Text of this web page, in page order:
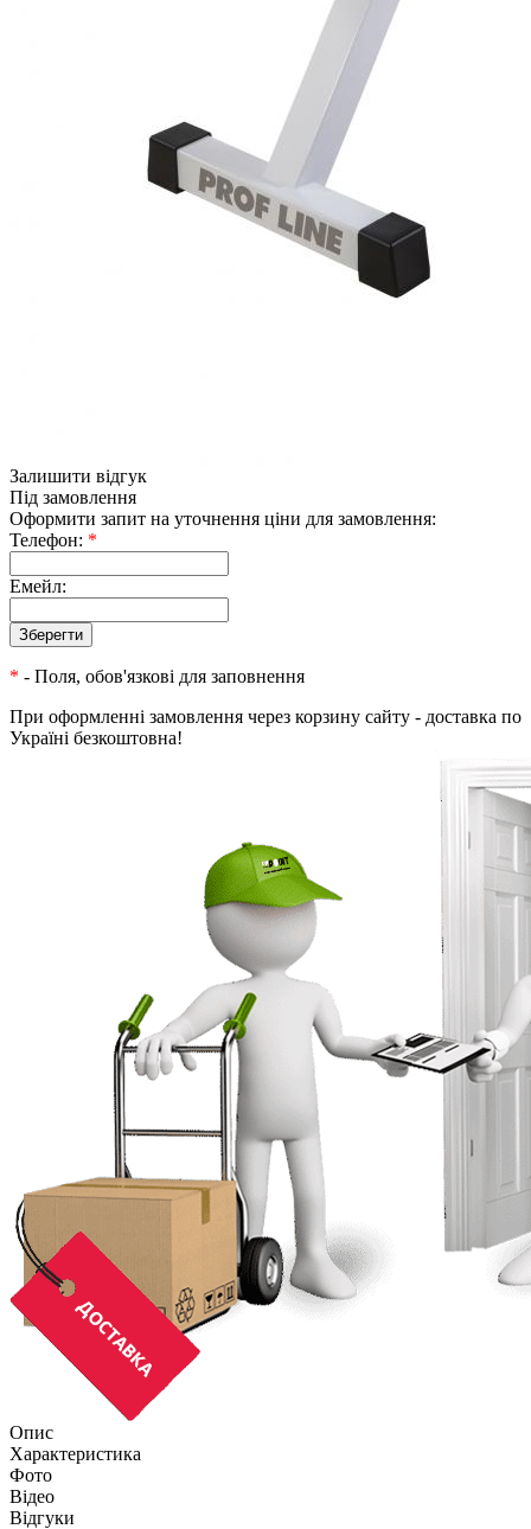
Залишити відгук
Під замовлення
Оформити запит на уточнення ціни для замовлення:
Телефон: *
Емейл:
* - Поля, обов'язкові для заповнення
При оформленні замовлення через корзину сайту - доставка по
Україні безкоштовна!
Опис
Характеристика
Фото
Відео
Відгуки